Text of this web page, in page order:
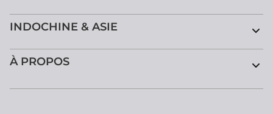
INDOCHINE & ASIE
À PROPOS